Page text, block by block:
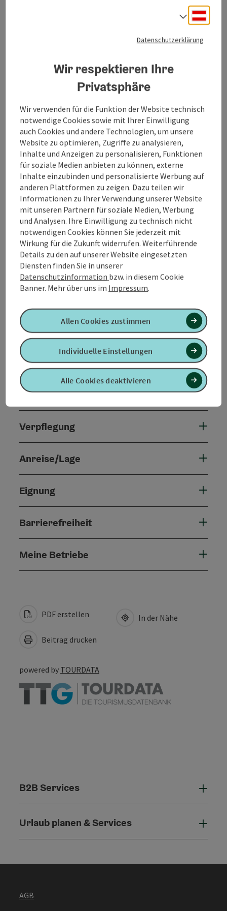
Familien-Ferienhaus Gstöttnerhof
landschaftlich reizvoll und sehr ruhig in der Nähe von
Wohnküche (SAT-TV), Speisekammer und
gemütlichem Essbereich können sich die Gäste
komfortabel selbst verpflegen.Weitere Ausstattung
3 Schlafzimmermit Doppelbetten, ein Schlafzimmer
mit zwei getrennten Betten undzwei Badezimmer
jeweils mit Dusche. WLAN im „Ausblickerl“ •
verschiedenste Rad- und Wanderroutenin derRegion
„Entdeckerviertel“ • 5 Autominuten ins Ortszentrum
mit Märkten, Restaurants, Bank, Post, Ärzte &
Apotheke.
Allgemeine Informationen
Ausstattung
Preise
Verpflegung
Anreise/Lage
Eignung
Barrierefreiheit
Meine Betriebe
PDF erstellen
Beitrag drucken
In der Nähe
powered by TOURDATA
B2B Services
Urlaub planen & Services
AGB
Datenschutzerklärung
Wir respektieren Ihre
Privatsphäre
Wir verwenden für die Funktion der Website technisch
notwendige Cookies sowie mit Ihrer Einwilligung
auch Cookies und andere Technologien, um unsere
Website zu optimieren, Zugriffe zu analysieren,
Inhalte und Anzeigen zu personalisieren, Funktionen
für soziale Medien anbieten zu können, externe
Inhalte einzubinden und personalisierte Werbung auf
anderen Plattformen zu zeigen. Dazu teilen wir
Informationen zu Ihrer Verwendung unserer Website
mit unseren Partnern für soziale Medien, Werbung
und Analysen. Ihre Einwilligung zu technisch nicht
notwendigen Cookies können Sie jederzeit mit
Wirkung für die Zukunft widerrufen. Weiterführende
Details zu den auf unserer Website eingesetzten
Diensten finden Sie in unserer
Datenschutzinformation bzw. in diesem Cookie
Banner. Mehr über uns im Impressum.
Alle Cookies deaktivieren
Individuelle Einstellungen
Allen Cookies zustimmen